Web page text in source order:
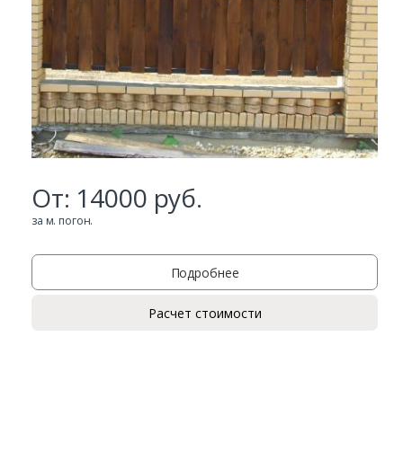
Заказать
От: 14000 руб.
за м. погон.
Подробнее
Расчет стоимости